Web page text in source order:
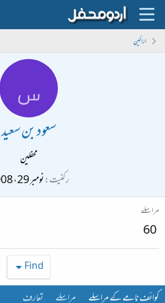
اراکین
س
سعود بن سعید
محفلین
رکنیت نومبر 29، 2008
مراسلے
60
Find
کوائف نامے کے مراسلے مراسلے تعارف